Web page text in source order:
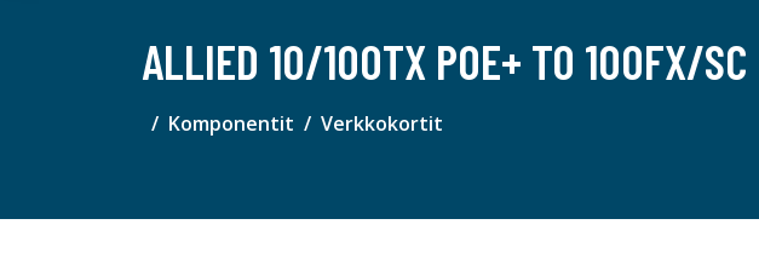
ALLIED 10/100TX POE+ TO 100FX/SC
Komponentit Verkkokortit